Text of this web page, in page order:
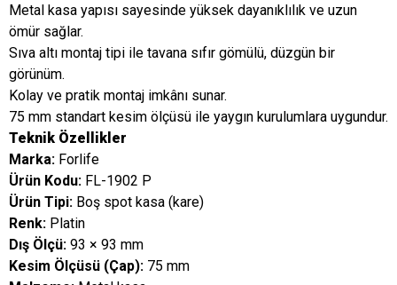
Metal kasa yapısı sayesinde yüksek dayanıklılık ve uzun
ömür sağlar.
Sıva altı montaj tipi ile tavana sıfır gömülü, düzgün bir
görünüm.
Kolay ve pratik montaj imkânı sunar.
75 mm standart kesim ölçüsü ile yaygın kurulumlara uygundur.
Teknik Özellikler
Marka: Forlife
Ürün Kodu: FL-1902 P
Ürün Tipi: Boş spot kasa (kare)
Renk: Platin
Dış Ölçü: 93 × 93 mm
Kesim Ölçüsü (Çap): 75 mm